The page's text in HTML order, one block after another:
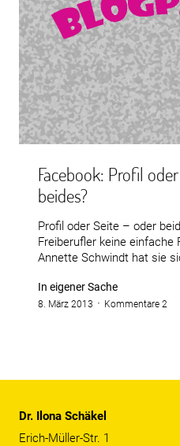
Facebook: Profil
beides?
Profil oder Seite – oder
Freiberufler keine einfache
Annette Schwindt hat sie
In eigener Sache
8. März 2013 Kommentare 2
Dr. Ilona Schäkel
Erich-Müller-Str. 1